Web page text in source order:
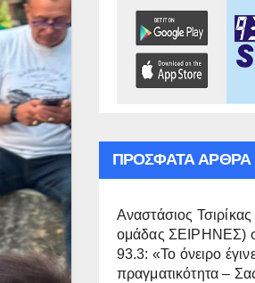
ΠΡΌΣΦΑΤΑ ΆΡΘΡΑ
Αναστάσιος
ομάδας ΣΕΙΡΗΝΕΣ)
93.3: «Το όνειρο
πραγματικότητα –